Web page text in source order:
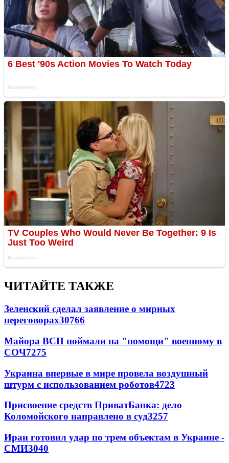
ЧИТАЙТЕ ТАКЖЕ
Зеленский сделал заявление о мирных
переговорах30766
Майора ВСП поймали на "помощи" военному в
СОЧ7275
Украина впервые в мире провела воздушный
штурм с использованием роботов4723
Присвоение средств ПриватБанка: дело
Коломойского направлено в суд3257
Иран готовил удар по трем объектам в Украине -
СМИ3040